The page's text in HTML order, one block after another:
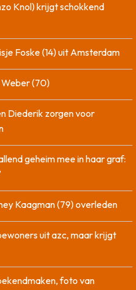
Knol) krijgt schokkend
Foske (14) uit Amsterdam
Weber (70)
Diederik zorgen voor
geheim mee in haar graf:
Kaagman (79) overleden
uit azc, maar krijgt
foto van